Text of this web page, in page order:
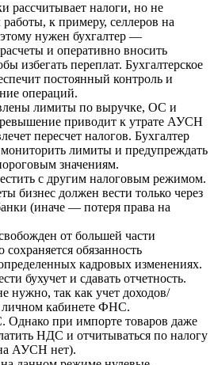
рассчитывает налоги, но не
к примеру, селлеров на
нужен бухгалтер —
и оперативно вносить
избегать переплат. Бухгалтерское
постоянный контроль и
операций.
лимиты по выручке, ОС и
приводит к утрате АУСН
пересчет налогов. Бухгалтер
лимиты и предупреждать
значениям.
с другим налоговым режимом.
бизнес должен вести только через
(иначе — потеря права на
от большей части
обязанность
кадровых изменениях.
бухучет и сдавать отчетность.
нужно, так как учет доходов/
личном кабинете ФНС.
при импорте товаров даже
НДС и отчитываться по налогу
АУСН нет).